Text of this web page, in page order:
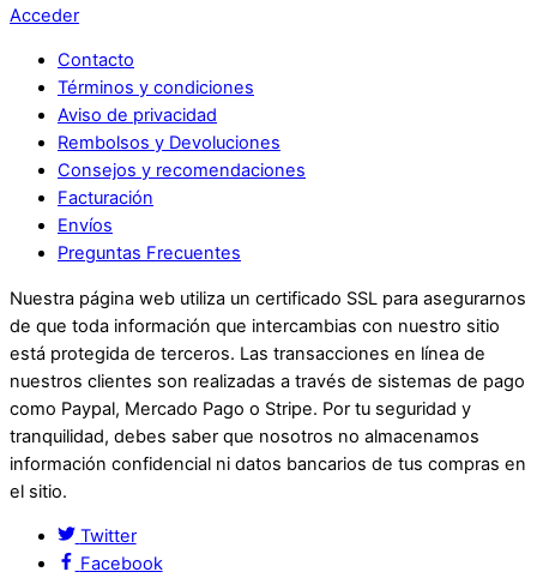
Acceder
Contacto
Términos y condiciones
Aviso de privacidad
Rembolsos y Devoluciones
Consejos y recomendaciones
Facturación
Envíos
Preguntas Frecuentes
Nuestra página web utiliza un certificado SSL para asegurarnos
de que toda información que intercambias con nuestro sitio
está protegida de terceros. Las transacciones en línea de
nuestros clientes son realizadas a través de sistemas de pago
como Paypal, Mercado Pago o Stripe. Por tu seguridad y
tranquilidad, debes saber que nosotros no almacenamos
información confidencial ni datos bancarios de tus compras en
el sitio.
Twitter
Facebook